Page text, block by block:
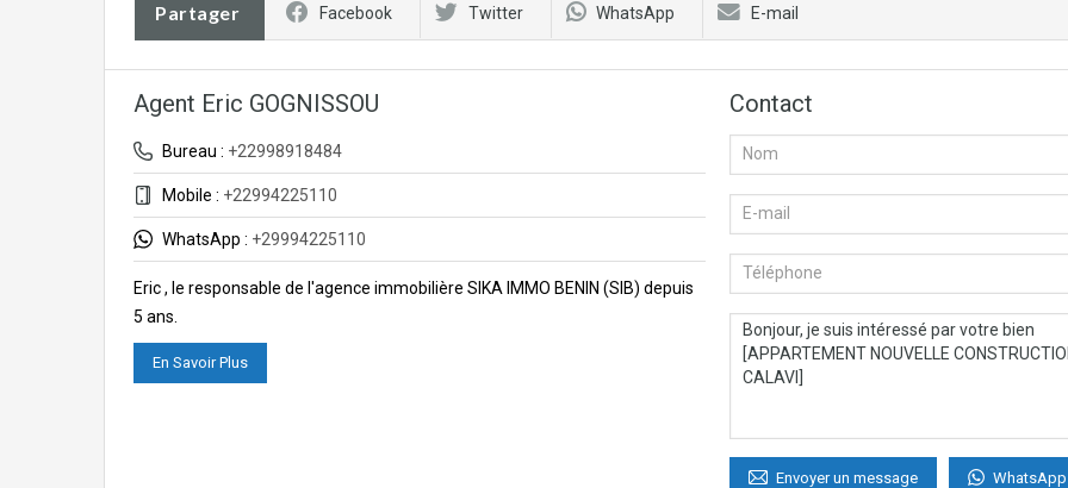
Partager Facebook Twitter WhatsApp E-mail
Agent Eric GOGNISSOU
Bureau : +22998918484
Mobile : +22994225110
WhatsApp : +29994225110
Eric , le responsable de l'agence immobilière SIKA IMMO BENIN (SIB) depuis
5 ans.
En Savoir Plus
Contact
Envoyer un message WhatsApp